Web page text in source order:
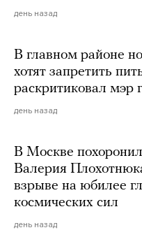
день назад
В главном районе
хотят запретить
раскритиковал мэр
день назад
В Москве
Валерия
взрыве на юбилее
космических сил
день назад